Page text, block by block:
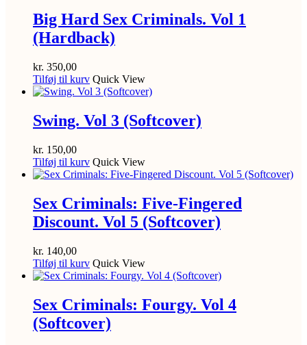
Big Hard Sex Criminals. Vol 1
(Hardback)
kr. 350,00
Tilføj til kurv Quick View
Swing. Vol 3 (Softcover)
kr. 150,00
Tilføj til kurv Quick View
Sex Criminals: Five-Fingered
Discount. Vol 5 (Softcover)
kr. 140,00
Tilføj til kurv Quick View
Sex Criminals: Fourgy. Vol 4
(Softcover)